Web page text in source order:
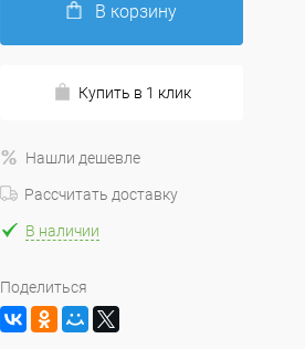
В корзину
Купить в 1 клик
Нашли дешевле
Рассчитать доставку
В наличии
Поделиться